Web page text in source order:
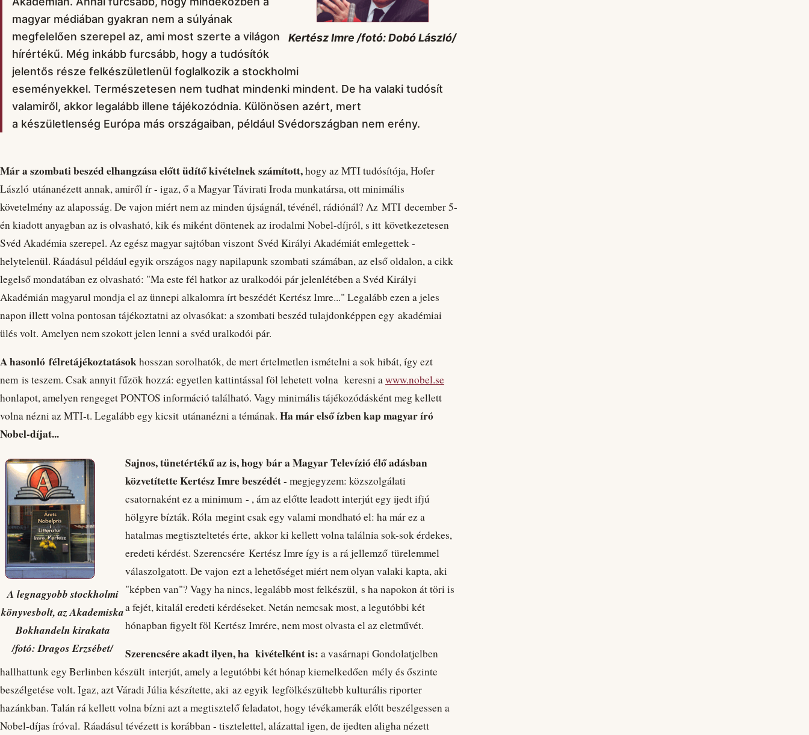
Kertész Imre /fotó: Dobó László/
magyar médiában gyakran nem a súlyának
megfelelően szerepel az, ami most szerte a világon
hírértékű. Még inkább furcsább, hogy a tudósítók
jelentős része felkészületlenül foglalkozik a stockholmi
eseményekkel. Természetesen nem tudhat mindenki mindent. De ha valaki tudósít
valamiről, akkor legalább illene tájékozódnia. Különösen azért, mert
a készületlenség Európa más országaiban, például Svédországban nem erény.
Már a szombati beszéd elhangzása előtt üdítő kivételnek számított,hogy az MTI tudósítója, Hofer
László utánanézett annak, amiről ír - igaz, ő a Magyar Távirati Iroda munkatársa, ott minimális
követelmény az alaposság. De vajon miért nem az minden újságnál, tévénél, rádiónál? Az MTI december 5-
én kiadott anyagban az is olvasható, kik és miként döntenek az irodalmi Nobel-díjról, s itt következetesen
Svéd Akadémia szerepel. Az egész magyar sajtóban viszont Svéd Királyi Akadémiát emlegettek -
helytelenül. Ráadásul például egyik országos nagy napilapunk szombati számában, az első oldalon, a cikk
legelső mondatában ez olvasható: "Ma este fél hatkor az uralkodói pár jelenlétében a Svéd Királyi
Akadémián magyarul mondja el az ünnepi alkalomra írt beszédét Kertész Imre..." Legalább ezen a jeles
napon illett volna pontosan tájékoztatni az olvasókat: a szombati beszéd tulajdonképpen egy akadémiai
ülés volt. Amelyen nem szokott jelen lenni a svéd uralkodói pár.
A hasonló félretájékoztatásokhosszan sorolhatók, de mert értelmetlen ismételni a sok hibát, így ezt
nem is teszem. Csak annyit fűzök hozzá: egyetlen kattintással föl lehetett volna keresni awww.nobel.se
honlapot, amelyen rengeget PONTOS információ található. Vagy minimális tájékozódásként meg kellett
volna nézni az MTI-t. Legalább egy kicsit utánanézni a témának. Ha már első ízben kap magyar író
Nobel-díjat...
A legnagyobb stockholmi
könyvesbolt, az Akademiska
Bokhandeln kirakata
/fotó: Dragos Erzsébet/
Sajnos, tünetértékű az is,hogy bár a Magyar Televízió élő adásban
közvetítette Kertész Imre beszédét- megjegyzem: közszolgálati
csatornaként ez a minimum - , ám az előtte leadott interjút egy ijedt ifjú
hölgyre bízták. Róla megint csak egy valami mondható el: ha már ez a
hatalmas megtiszteltetés érte, akkor ki kellett volna találnia sok-sok érdekes,
eredeti kérdést. Szerencsére Kertész Imre így is a rá jellemző türelemmel
válaszolgatott. De vajon ezt a lehetőséget miért nem olyan valaki kapta, aki
"képben van"? Vagy ha nincs, legalább most felkészül, s ha napokon át töri is
a fejét, kitalál eredeti kérdéseket. Netán nemcsak most, a legutóbbi két
hónapban figyelt föl Kertész Imrére, nem most olvasta el az eletművét.
Szerencsére akadt ilyen, ha kivételként is: a vasárnapi Gondolatjelben
hallhattunk egy Berlinben készült interjút, amely a legutóbbi két hónap kiemelkedően mély és őszinte
beszélgetése volt. Igaz, azt Váradi Júlia készítette, aki az egyik legfölkészültebb kulturális riporter
hazánkban. Talán rá kellett volna bízni azt a megtisztelő feladatot, hogy tévékamerák előtt beszélgessen a
Nobel-díjas íróval. Ráadásul tévézett is korábban - tisztelettel, alázattal igen, de ijedten aligha nézett